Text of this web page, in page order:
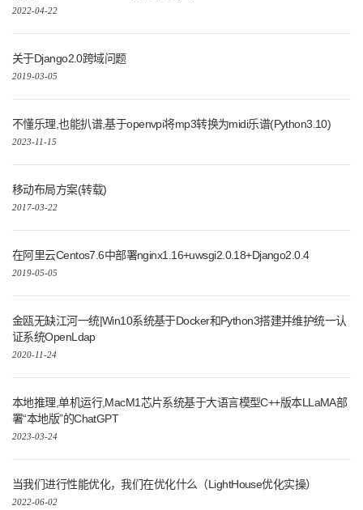
2022-04-22
关于Django2.0跨域问题
2019-03-05
不懂乐理,也能扒谱,基于openvpi将mp3转换为midi乐谱(Python3.10)
2023-11-15
移动布局方案(转载)
2017-03-22
在阿里云Centos7.6中部署nginx1.16+uwsgi2.0.18+Django2.0.4
2019-05-05
金瓯无缺江河一统|Win10系统基于Docker和Python3搭建并维护统一认
证系统OpenLdap
2020-11-24
本地推理,单机运行,MacM1芯片系统基于大语言模型C++版本LLaMA部
署“本地版”的ChatGPT
2023-03-24
当我们进行性能优化，我们在优化什么（LightHouse优化实操）
2022-06-02